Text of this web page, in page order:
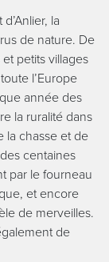
la
de nature. De
petits villages
l’Europe
année des
la ruralité dans
la chasse et de
centaines
par le fourneau
et encore
de merveilles.
de